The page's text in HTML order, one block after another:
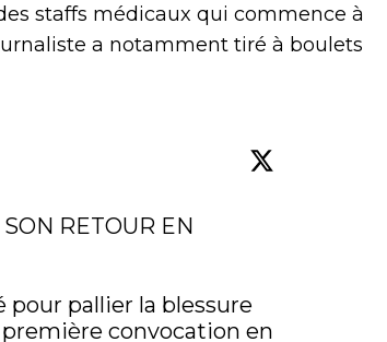
staffs médicaux qui commence à
a notamment tiré à boulets
RETOUR EN
pour pallier la blessure
convocation en